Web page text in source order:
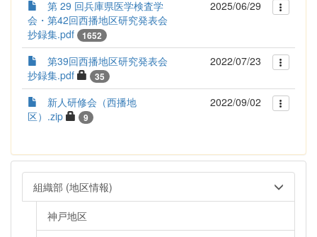
第 29 回兵庫県医学検査学
会・第42回西播地区研究発表会
抄録集.pdf
1652
2025/06/29
第39回西播地区研究発表会
抄録集.pdf
35
2022/07/23
新人研修会（西播地
区）.zip
9
2022/09/02
組織部 (地区情報)
神戸地区